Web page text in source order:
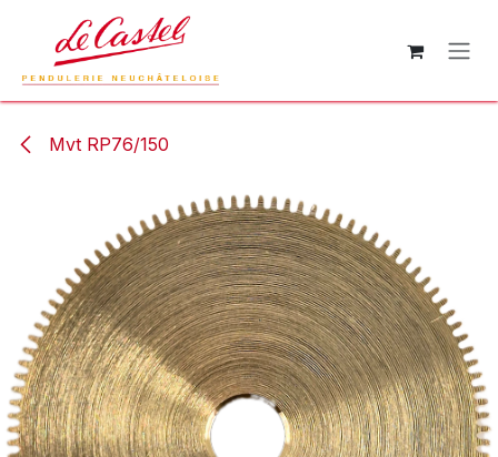
Se rendre au contenu
Mvt RP76/150